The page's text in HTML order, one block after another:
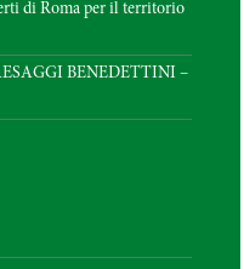
di Roma per il territorio
BENEDETTINI –